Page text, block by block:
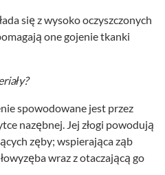
się z wysoko oczyszczonych
one gojenie tkanki
spowodowane jest przez
nazębnej. Jej złogi powodują
zęby; wspierająca ząb
wraz z otaczającą go